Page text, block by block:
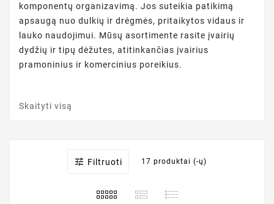
komponentų organizavimą. Jos suteikia patikimą
apsaugą nuo dulkių ir drėgmės, pritaikytos vidaus ir
lauko naudojimui. Mūsų asortimente rasite įvairių
dydžių ir tipų dėžutes, atitinkančias įvairius
pramoninius ir komercinius poreikius.
Skaityti visą
 Filtruoti 17 produktai (-ų)